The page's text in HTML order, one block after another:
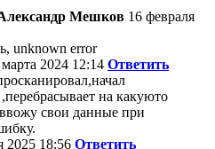
Мешков 16 февраля
unknown error
марта 2024 12:14 Ответить
на какуюто
свои данные при
2025 18:56 Ответить